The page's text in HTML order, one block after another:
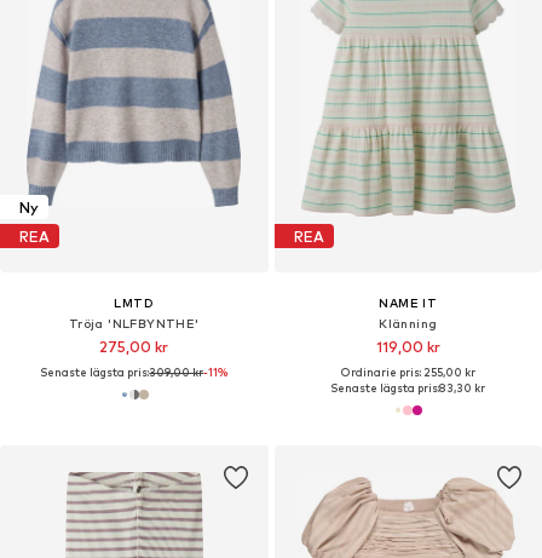
Ny
REA
LMTD
Tröja 'NLFBYNTHE'
275,00 kr
Senaste lägsta pris:309,00 kr-11%
REA
NAME IT
Klänning
119,00 kr
Ordinarie pris: 255,00 kr
Senaste lägsta pris:83,30 kr